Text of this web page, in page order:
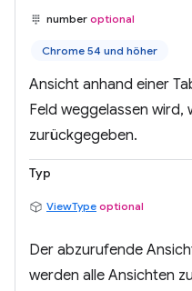
number optional
Chrome 54 und höher
Ansicht anhand einer
Feld weggelassen wird,
zurückgegeben.
Typ
ViewType optional
Der abzurufende
werden alle Ansichten